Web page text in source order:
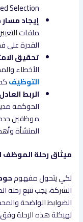
Selection).
إيجاد
ملفات
القدرة
تحقيق
الأخطاء
التوظيف
الربط
الحوكمة
موظفين جدد
المنشأة
ميثاق رحلة الموظف
لكي يتحول مفهوم
الشركة، يجب تتبع
الضوابط الواضحة
لهيكلة هذه الرحلة